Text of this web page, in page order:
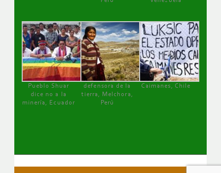
Pueblo Shuar
dice no a la
minería, Ecuador
defensora de la
tierra, Melchora,
Perú
Caimanes, Chile